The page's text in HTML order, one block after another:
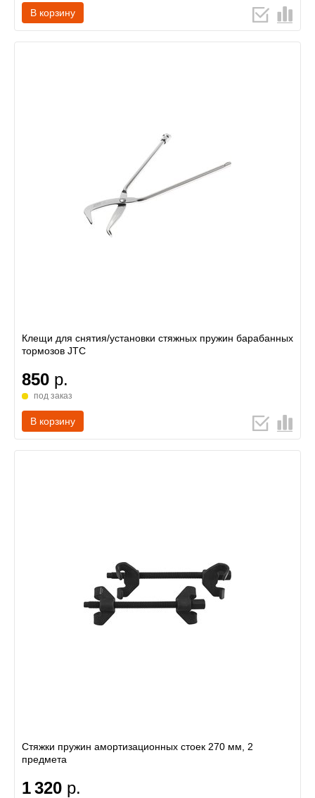
В корзину
Клещи для снятия/установки стяжных пружин барабанных
тормозов JTC
850 р.
под заказ
В корзину
Стяжки пружин амортизационных стоек 270 мм, 2
предмета
1 320 р.